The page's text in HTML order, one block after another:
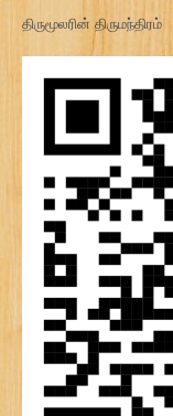
திருமூலரின் திருமந்திரம்